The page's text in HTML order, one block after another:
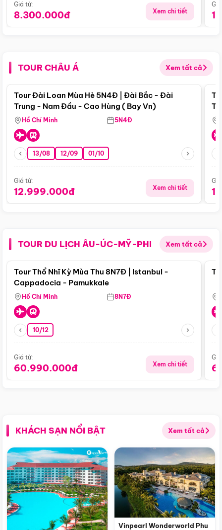
Giá từ:
8.300.000đ Xem chi tiết
TOUR CHÂU Á Xem tất cả
Điểm nổi bật
Tour Đài Loan Mùa Hè 5N4Đ | Đài Bắc - Đài
Trung - Nam Đầu - Cao Hùng ( Bay Vn)
Hồ Chí Minh 5N4Đ
13/08 12/09 01/10
Giá từ:
12.999.000đ Xem chi tiết
TOUR DU LỊCH ÂU-ÚC-MỸ-PHI Xem tất cả
Điểm nổi bật
Tour Thổ Nhĩ Kỳ Mùa Thu 8N7Đ | Istanbul -
Cappadocia - Pamukkale
Hồ Chí Minh 8N7Đ
10/12
Giá từ:
60.990.000đ Xem chi tiết
KHÁCH SẠN NỔI BẬT Xem tất cả
Vinpearl Wonderworld Phu